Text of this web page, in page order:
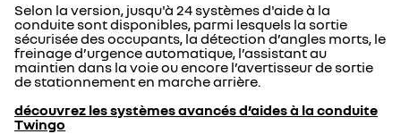
Selon la version, jusqu'à 24 systèmes d'aide à la
conduite sont disponibles, parmi lesquels la sortie
sécurisée des occupants, la détection d’angles morts, le
freinage d’urgence automatique, l’assistant au
maintien dans la voie ou encore l’avertisseur de sortie
de stationnement en marche arrière.
découvrez les systèmes avancés d’aides à la conduite
Twingo